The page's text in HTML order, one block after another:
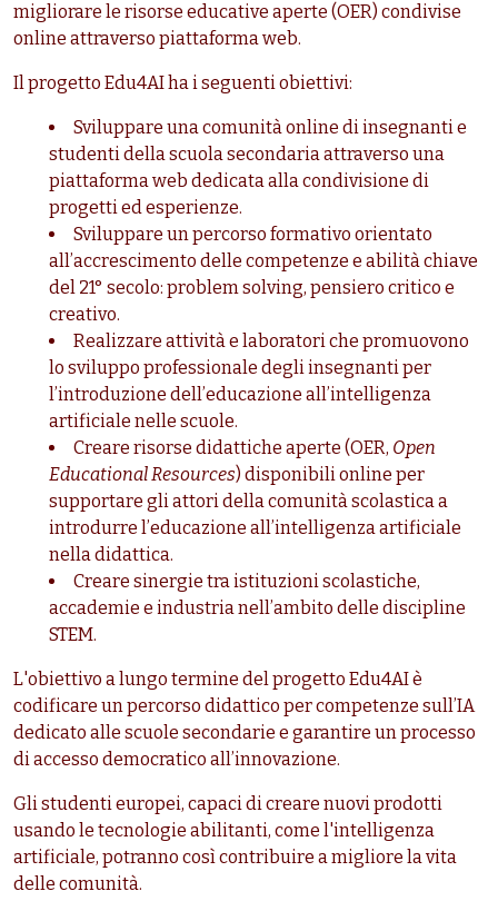
migliorare le risorse educative aperte (OER) condivise
online attraverso piattaforma web.
Il progetto Edu4AI ha i seguenti obiettivi:
Sviluppare una comunità online di insegnanti e
studenti della scuola secondaria attraverso una
piattaforma web dedicata alla condivisione di
progetti ed esperienze.
Sviluppare un percorso formativo orientato
all’accrescimento delle competenze e abilità chiave
del 21° secolo: problem solving, pensiero critico e
creativo.
Realizzare attività e laboratori che promuovono
lo sviluppo professionale degli insegnanti per
l’introduzione dell’educazione all’intelligenza
artificiale nelle scuole.
Creare risorse didattiche aperte (OER, Open
Educational Resources) disponibili online per
supportare gli attori della comunità scolastica a
introdurre l’educazione all’intelligenza artificiale
nella didattica.
Creare sinergie tra istituzioni scolastiche,
accademie e industria nell’ambito delle discipline
STEM.
L'obiettivo a lungo termine del progetto Edu4AI è
codificare un percorso didattico per competenze sull’IA
dedicato alle scuole secondarie e garantire un processo
di accesso democratico all’innovazione.
Gli studenti europei, capaci di creare nuovi prodotti
usando le tecnologie abilitanti, come l'intelligenza
artificiale, potranno così contribuire a migliore la vita
delle comunità.